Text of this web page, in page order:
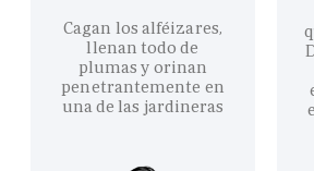
Cagan los alféizares,
llenan todo de
plumas y orinan
penetrantemente en
una de las jardineras